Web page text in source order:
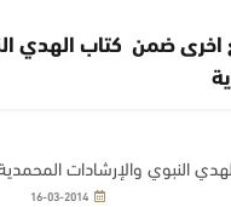
ضمن كتاب الهدي
النبوي والإرشادات المحمدية
16-03-2014